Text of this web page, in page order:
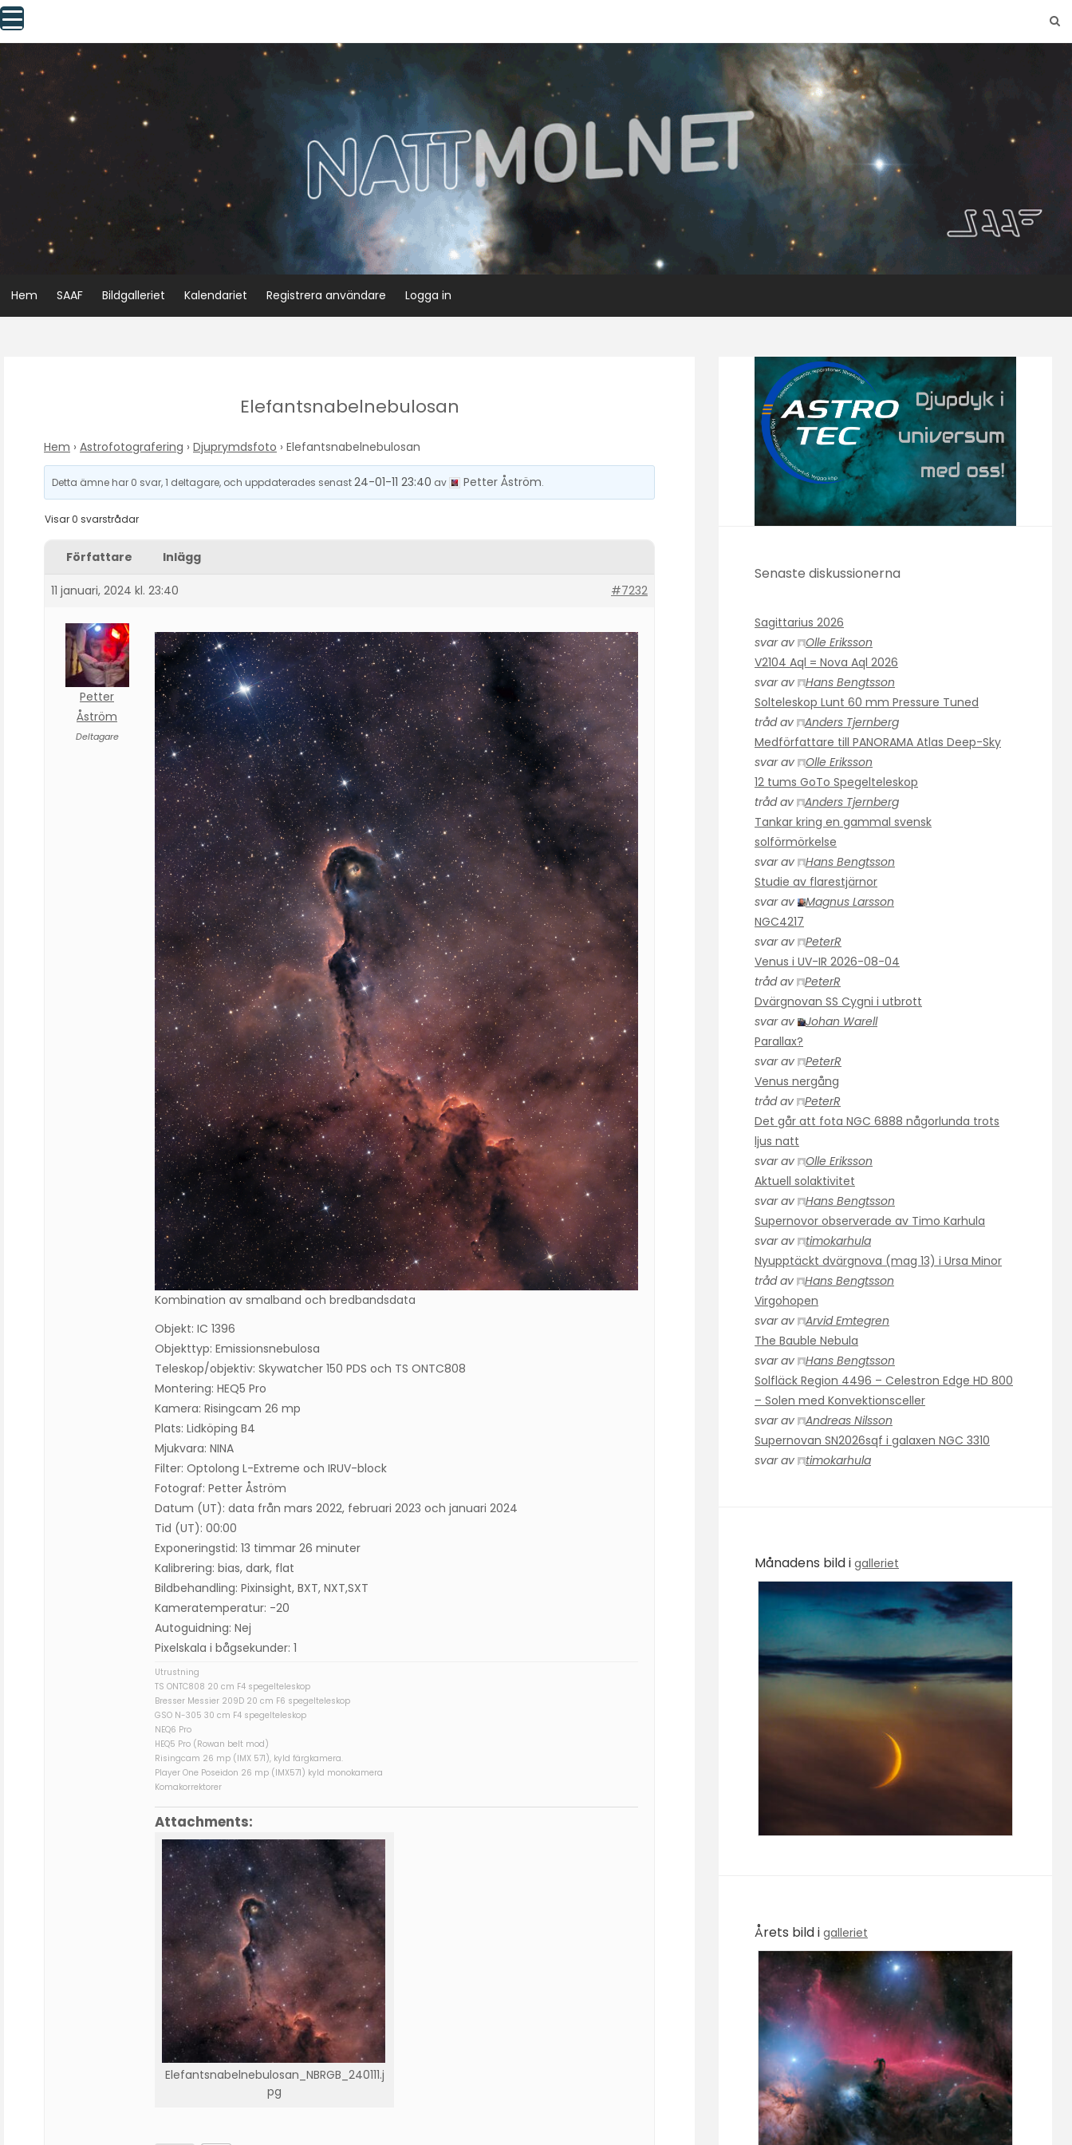
Skip
to
content
Hem SAAF Bildgalleriet Kalendariet Registrera användare Logga in
Elefantsnabelnebulosan
Hem › Astrofotografering › Djuprymdsfoto › Elefantsnabelnebulosan
Detta ämne har 0 svar, 1 deltagare, och uppdaterades senast24-01-11 23:40 av Petter Åström.
Visar 0 svarstrådar
Författare Inlägg
11 januari, 2024 kl. 23:40 #7232
Petter
Åström
Deltagare
Kombination av smalband och bredbandsdata
Objekt: IC 1396
Objekttyp: Emissionsnebulosa
Teleskop/objektiv: Skywatcher 150 PDS och TS ONTC808
Montering: HEQ5 Pro
Kamera: Risingcam 26 mp
Plats: Lidköping B4
Mjukvara: NINA
Filter: Optolong L-Extreme och IRUV-block
Fotograf: Petter Åström
Datum (UT): data från mars 2022, februari 2023 och januari 2024
Tid (UT): 00:00
Exponeringstid: 13 timmar 26 minuter
Kalibrering: bias, dark, flat
Bildbehandling: Pixinsight, BXT, NXT,SXT
Kameratemperatur: -20
Autoguidning: Nej
Pixelskala i bågsekunder: 1
Utrustning
TS ONTC808 20 cm F4 spegelteleskop
Bresser Messier 209D 20 cm F6 spegelteleskop
GSO N-305 30 cm F4 spegelteleskop
NEQ6 Pro
HEQ5 Pro (Rowan belt mod)
Risingcam 26 mp (IMX 571), kyld färgkamera.
Player One Poseidon 26 mp (IMX571) kyld monokamera
Komakorrektorer
Attachments:
Elefantsnabelnebulosan_NBRGB_240111.j
pg
Senaste diskussionerna
Sagittarius 2026
svar av
Olle Eriksson
V2104 Aql = Nova Aql 2026
svar av
Hans Bengtsson
Solteleskop Lunt 60 mm Pressure Tuned
tråd av
Anders Tjernberg
Medförfattare till PANORAMA Atlas Deep-Sky
svar av
Olle Eriksson
12 tums GoTo Spegelteleskop
tråd av
Anders Tjernberg
Tankar kring en gammal svensk
solförmörkelse
svar av
Hans Bengtsson
Studie av flarestjärnor
svar av
Magnus Larsson
NGC4217
svar av
PeterR
Venus i UV-IR 2026-08-04
tråd av
PeterR
Dvärgnovan SS Cygni i utbrott
svar av
Johan Warell
Parallax?
svar av
PeterR
Venus nergång
tråd av
PeterR
Det går att fota NGC 6888 någorlunda trots
ljus natt
svar av
Olle Eriksson
Aktuell solaktivitet
svar av
Hans Bengtsson
Supernovor observerade av Timo Karhula
svar av
timokarhula
Nyupptäckt dvärgnova (mag 13) i Ursa Minor
tråd av
Hans Bengtsson
Virgohopen
svar av
Arvid Emtegren
The Bauble Nebula
svar av
Hans Bengtsson
Solfläck Region 4496 – Celestron Edge HD 800
– Solen med Konvektionsceller
svar av
Andreas Nilsson
Supernovan SN2026sqf i galaxen NGC 3310
svar av
timokarhula
Månadens bild i galleriet
Årets bild i galleriet